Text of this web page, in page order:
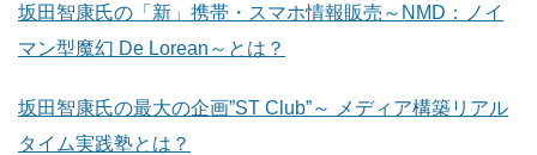
坂田智康氏の「新」携帯・スマホ情報販売～NMD：ノイ
マン型魔幻 De Lorean～とは？
坂田智康氏の最大の企画”ST Club”～ メディア構築リアル
タイム実践塾とは？